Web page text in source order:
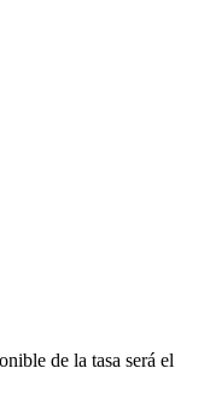
de la tasa será el